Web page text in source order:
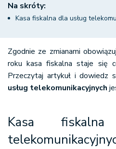
Na skróty:
Kasa fiskalna dla usług
Zgodnie ze zmianami
roku kasa fiskalna staje się
Przeczytaj artykuł i dowiedz
usług telekomunikacyjnych
Kasa